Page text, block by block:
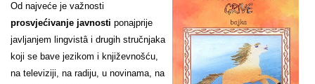
Od najveće je važnosti
prosvjećivanje javnosti ponajprije
javljanjem lingvistâ i drugih stručnjaka
koji se bave jezikom i književnošću,
na televiziji, na radiju, u novinama, na